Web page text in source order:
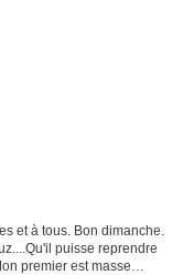
et à tous. Bon dimanche.
puisse reprendre
premier est masse